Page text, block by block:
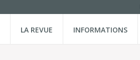
LA REVUE INFORMATIONS